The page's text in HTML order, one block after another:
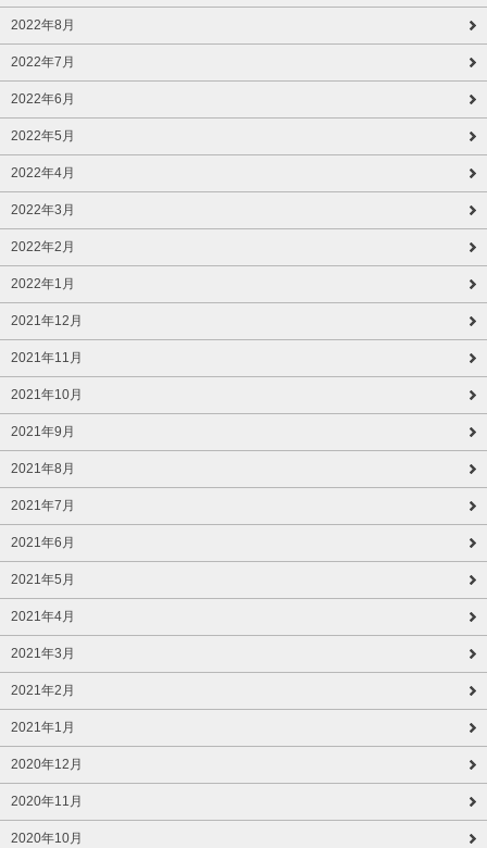
2022年8月
2022年7月
2022年6月
2022年5月
2022年4月
2022年3月
2022年2月
2022年1月
2021年12月
2021年11月
2021年10月
2021年9月
2021年8月
2021年7月
2021年6月
2021年5月
2021年4月
2021年3月
2021年2月
2021年1月
2020年12月
2020年11月
2020年10月